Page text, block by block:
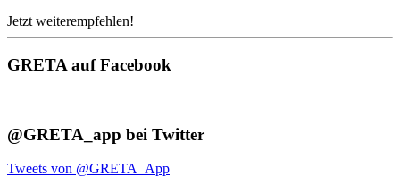
Jetzt weiterempfehlen!
GRETA auf Facebook
@GRETA_app bei Twitter
Tweets von @GRETA_App